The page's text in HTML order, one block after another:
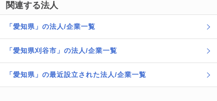
関連する法人
「愛知県」の法人/企業一覧
「愛知県刈谷市」の法人/企業一覧
「愛知県」の最近設立された法人/企業一覧